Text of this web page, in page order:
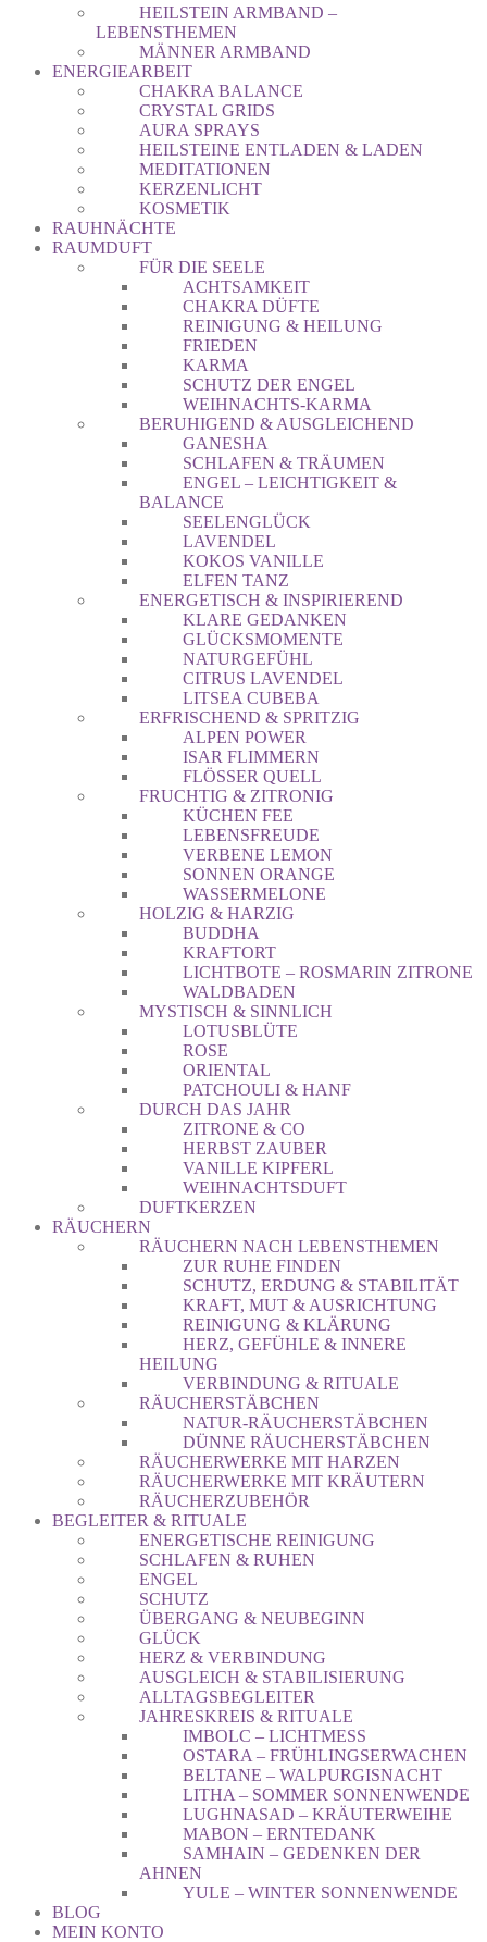
HEILSTEIN ARMBAND –
LEBENSTHEMEN
MÄNNER ARMBAND
ENERGIEARBEIT
CHAKRA BALANCE
CRYSTAL GRIDS
AURA SPRAYS
HEILSTEINE ENTLADEN & LADEN
MEDITATIONEN
KERZENLICHT
KOSMETIK
RAUHNÄCHTE
RAUMDUFT
FÜR DIE SEELE
ACHTSAMKEIT
CHAKRA DÜFTE
REINIGUNG & HEILUNG
FRIEDEN
KARMA
SCHUTZ DER ENGEL
WEIHNACHTS-KARMA
BERUHIGEND & AUSGLEICHEND
GANESHA
SCHLAFEN & TRÄUMEN
ENGEL – LEICHTIGKEIT &
BALANCE
SEELENGLÜCK
LAVENDEL
KOKOS VANILLE
ELFEN TANZ
ENERGETISCH & INSPIRIEREND
KLARE GEDANKEN
GLÜCKSMOMENTE
NATURGEFÜHL
CITRUS LAVENDEL
LITSEA CUBEBA
ERFRISCHEND & SPRITZIG
ALPEN POWER
ISAR FLIMMERN
FLÖSSER QUELL
FRUCHTIG & ZITRONIG
KÜCHEN FEE
LEBENSFREUDE
VERBENE LEMON
SONNEN ORANGE
WASSERMELONE
HOLZIG & HARZIG
BUDDHA
KRAFTORT
LICHTBOTE – ROSMARIN ZITRONE
WALDBADEN
MYSTISCH & SINNLICH
LOTUSBLÜTE
ROSE
ORIENTAL
PATCHOULI & HANF
DURCH DAS JAHR
ZITRONE & CO
HERBST ZAUBER
VANILLE KIPFERL
WEIHNACHTSDUFT
DUFTKERZEN
RÄUCHERN
RÄUCHERN NACH LEBENSTHEMEN
ZUR RUHE FINDEN
SCHUTZ, ERDUNG & STABILITÄT
KRAFT, MUT & AUSRICHTUNG
REINIGUNG & KLÄRUNG
HERZ, GEFÜHLE & INNERE
HEILUNG
VERBINDUNG & RITUALE
RÄUCHERSTÄBCHEN
NATUR-RÄUCHERSTÄBCHEN
DÜNNE RÄUCHERSTÄBCHEN
RÄUCHERWERKE MIT HARZEN
RÄUCHERWERKE MIT KRÄUTERN
RÄUCHERZUBEHÖR
BEGLEITER & RITUALE
ENERGETISCHE REINIGUNG
SCHLAFEN & RUHEN
ENGEL
SCHUTZ
ÜBERGANG & NEUBEGINN
GLÜCK
HERZ & VERBINDUNG
AUSGLEICH & STABILISIERUNG
ALLTAGSBEGLEITER
JAHRESKREIS & RITUALE
IMBOLC – LICHTMESS
OSTARA – FRÜHLINGSERWACHEN
BELTANE – WALPURGISNACHT
LITHA – SOMMER SONNENWENDE
LUGHNASAD – KRÄUTERWEIHE
MABON – ERNTEDANK
SAMHAIN – GEDENKEN DER
AHNEN
YULE – WINTER SONNENWENDE
BLOG
MEIN KONTO